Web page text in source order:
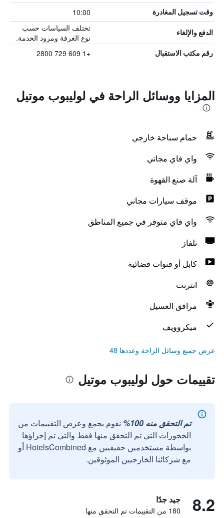
وقت تسجيل المغادرة 10:00
الدفع والإلغاء
تختلف السياسات حسب
نوع الغرفة ومزود الخدمة.
رقم مكتب الاستقبال +1 609 729 2800
المزايا ووسائل الراحة في لوليبوب موتيل
حمام سباحة خارجي
واي فاي مجاني
آلة صنع القهوة
موقف سيارات مجاني
واي فاي متوفر في جميع المناطق
تلفاز
كابل أو قنوات فضائية
انترنت
مرافق الغسيل
ميكروويف
عرض جميع وسائل الراحة وعددها 48
تقييمات حول لوليبوب موتيل
تم التحقق منه 100%
نقوم بجمع وعرض التقييمات من
الحجوزات التي تم التحقق منها فقط والتي تم إجراؤها
بواسطة مستخدمين حقيقيين مع HotelsCombined أو
مع شركائنا الخارجيين الموثوقين.
8.2 جيد جدًا
180 من التقييمات تم التحقق منها